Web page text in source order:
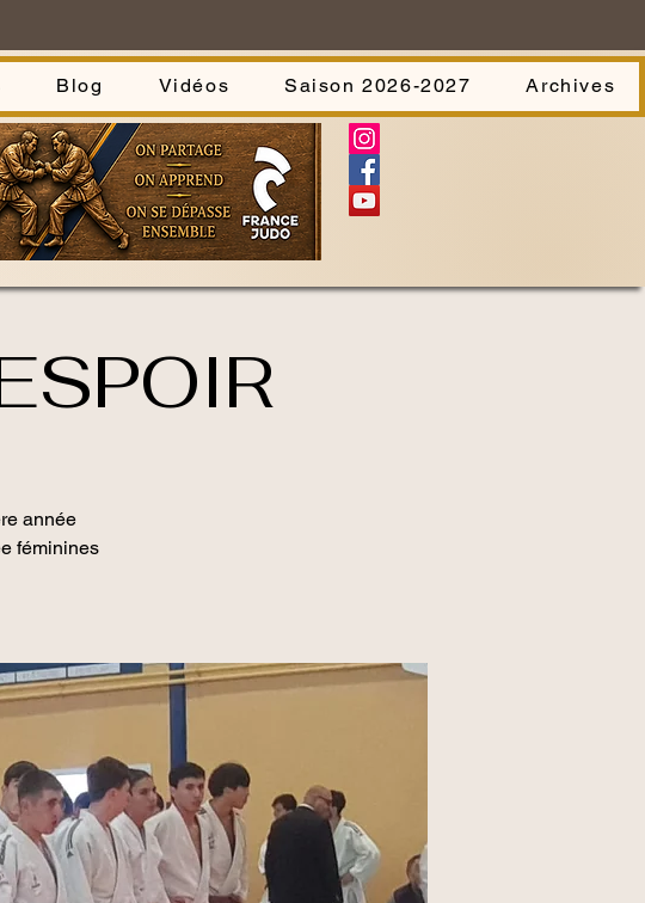
Blog Vidéos Saison 2026-2027 Archives
année
féminines